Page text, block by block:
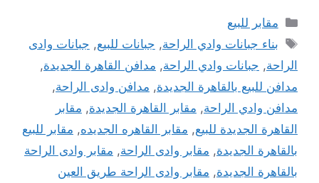
التصنيفات
مقابر للبيع
الوسوم
بناء جبانات وادي الراحة, جبانات للبيع, جبانات وادى
الراحة, جبانات وادي الراحة, مدافن القاهرة الجديدة,
مدافن للبيع بالقاهرة الجديدة, مدافن وادى الراحة,
مدافن وادي الراحة, مقابر القاهرة الجديدة, مقابر
القاهرة الجديدة للبيع, مقابر القاهره الجديده, مقابر للبيع
بالقاهرة الجديدة, مقابر وادى الراحة, مقابر وادى الراحة
بالقاهرة الجديدة, مقابر وادى الراحة طريق العين